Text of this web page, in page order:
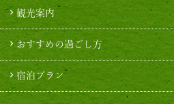
観光案内
おすすめの過ごし方
宿泊プラン